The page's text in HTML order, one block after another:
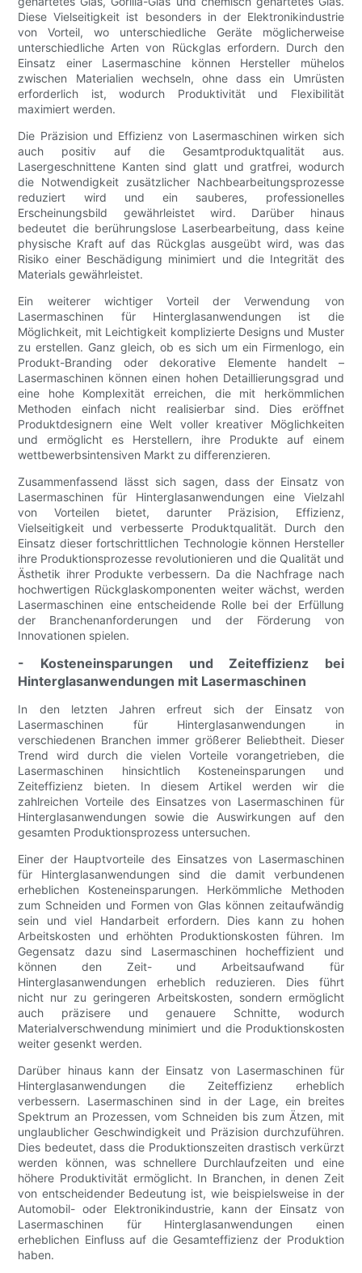
Diese Vielseitigkeit ist besonders in der Elektronikindustrie
von Vorteil, wo unterschiedliche Geräte möglicherweise
unterschiedliche Arten von Rückglas erfordern. Durch den
Einsatz einer Lasermaschine können Hersteller mühelos
zwischen Materialien wechseln, ohne dass ein Umrüsten
erforderlich ist, wodurch Produktivität und Flexibilität
maximiert werden.
Die Präzision und Effizienz von Lasermaschinen wirken sich
auch positiv auf die Gesamtproduktqualität aus.
Lasergeschnittene Kanten sind glatt und gratfrei, wodurch
die Notwendigkeit zusätzlicher Nachbearbeitungsprozesse
reduziert wird und ein sauberes, professionelles
Erscheinungsbild gewährleistet wird. Darüber hinaus
bedeutet die berührungslose Laserbearbeitung, dass keine
physische Kraft auf das Rückglas ausgeübt wird, was das
Risiko einer Beschädigung minimiert und die Integrität des
Materials gewährleistet.
Ein weiterer wichtiger Vorteil der Verwendung von
Lasermaschinen für Hinterglasanwendungen ist die
Möglichkeit, mit Leichtigkeit komplizierte Designs und Muster
zu erstellen. Ganz gleich, ob es sich um ein Firmenlogo, ein
Produkt-Branding oder dekorative Elemente handelt –
Lasermaschinen können einen hohen Detaillierungsgrad und
eine hohe Komplexität erreichen, die mit herkömmlichen
Methoden einfach nicht realisierbar sind. Dies eröffnet
Produktdesignern eine Welt voller kreativer Möglichkeiten
und ermöglicht es Herstellern, ihre Produkte auf einem
wettbewerbsintensiven Markt zu differenzieren.
Zusammenfassend lässt sich sagen, dass der Einsatz von
Lasermaschinen für Hinterglasanwendungen eine Vielzahl
von Vorteilen bietet, darunter Präzision, Effizienz,
Vielseitigkeit und verbesserte Produktqualität. Durch den
Einsatz dieser fortschrittlichen Technologie können Hersteller
ihre Produktionsprozesse revolutionieren und die Qualität und
Ästhetik ihrer Produkte verbessern. Da die Nachfrage nach
hochwertigen Rückglaskomponenten weiter wächst, werden
Lasermaschinen eine entscheidende Rolle bei der Erfüllung
der Branchenanforderungen und der Förderung von
Innovationen spielen.
- Kosteneinsparungen und Zeiteffizienz bei
Hinterglasanwendungen mit Lasermaschinen
In den letzten Jahren erfreut sich der Einsatz von
Lasermaschinen für Hinterglasanwendungen in
verschiedenen Branchen immer größerer Beliebtheit. Dieser
Trend wird durch die vielen Vorteile vorangetrieben, die
Lasermaschinen hinsichtlich Kosteneinsparungen und
Zeiteffizienz bieten. In diesem Artikel werden wir die
zahlreichen Vorteile des Einsatzes von Lasermaschinen für
Hinterglasanwendungen sowie die Auswirkungen auf den
gesamten Produktionsprozess untersuchen.
Einer der Hauptvorteile des Einsatzes von Lasermaschinen
für Hinterglasanwendungen sind die damit verbundenen
erheblichen Kosteneinsparungen. Herkömmliche Methoden
zum Schneiden und Formen von Glas können zeitaufwändig
sein und viel Handarbeit erfordern. Dies kann zu hohen
Arbeitskosten und erhöhten Produktionskosten führen. Im
Gegensatz dazu sind Lasermaschinen hocheffizient und
können den Zeit- und Arbeitsaufwand für
Hinterglasanwendungen erheblich reduzieren. Dies führt
nicht nur zu geringeren Arbeitskosten, sondern ermöglicht
auch präzisere und genauere Schnitte, wodurch
Materialverschwendung minimiert und die Produktionskosten
weiter gesenkt werden.
Darüber hinaus kann der Einsatz von Lasermaschinen für
Hinterglasanwendungen die Zeiteffizienz erheblich
verbessern. Lasermaschinen sind in der Lage, ein breites
Spektrum an Prozessen, vom Schneiden bis zum Ätzen, mit
unglaublicher Geschwindigkeit und Präzision durchzuführen.
Dies bedeutet, dass die Produktionszeiten drastisch verkürzt
werden können, was schnellere Durchlaufzeiten und eine
höhere Produktivität ermöglicht. In Branchen, in denen Zeit
von entscheidender Bedeutung ist, wie beispielsweise in der
Automobil- oder Elektronikindustrie, kann der Einsatz von
Lasermaschinen für Hinterglasanwendungen einen
erheblichen Einfluss auf die Gesamteffizienz der Produktion
haben.